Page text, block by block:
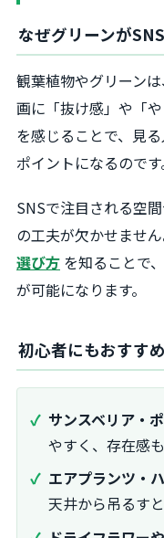
なぜグリーンが
観葉植物やグリーン
画に「抜け感」や「
を感じることで、見
ポイントになるのです
SNSで注目される空
の工夫が欠かせません
選び方 を知ることで
が可能になります。
初心者にもおすす
サンスベリア・
やすく、存在感
エアプランツ・
天井から吊るす